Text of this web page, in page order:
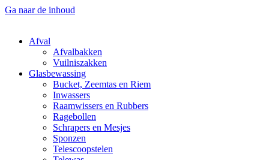
Ga naar de inhoud
Afval
Afvalbakken
Vuilniszakken
Glasbewassing
Bucket, Zeemtas en Riem
Inwassers
Raamwissers en Rubbers
Ragebollen
Schrapers en Mesjes
Sponzen
Telescoopstelen